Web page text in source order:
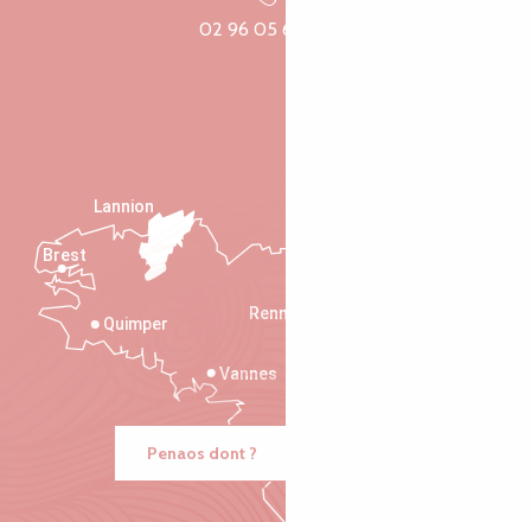
02 96 05 60 70
Rennes
Vannes
Quimper
Lannion
Brest
Penaos dont ?